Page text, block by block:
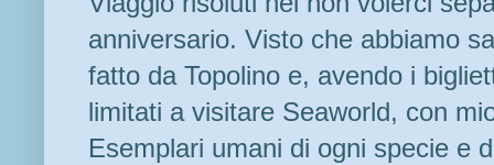
anniversario. Visto che abbiamo
fatto da Topolino e, avendo i
limitati a visitare Seaworld, con
Esemplari umani di ogni specie e